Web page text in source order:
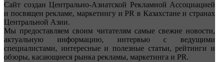
Сайт создан Центрально-Азиатской Рекламной Ассоциацией
и посвящен рекламе, маркетингу и PR в Казахстане и странах
Центральной Азии.
Мы предоставляем своим читателям самые свежие новости,
актуальную информацию, интервью с ведущими
специалистами, интересные и полезные статьи, рейтинги и
обзоры, касающиеся рынка рекламы, маркетинга и PR.